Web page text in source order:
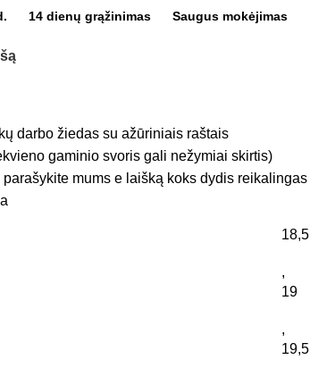
14 dienų grąžinimas Saugus mokėjimas
darbo žiedas su ažūriniais raštais
gaminio svoris gali nežymiai skirtis)
mums e laišką koks dydis reikalingas
18,5
,
19
,
19,5